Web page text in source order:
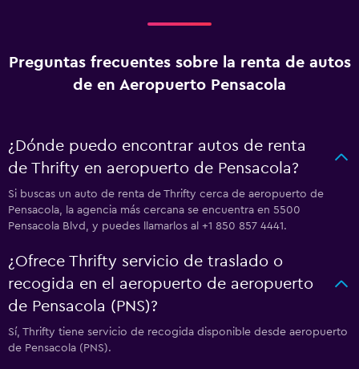
Preguntas frecuentes sobre la renta de autos
de en Aeropuerto Pensacola
¿Dónde puedo encontrar autos de renta
de Thrifty en aeropuerto de Pensacola?
Si buscas un auto de renta de Thrifty cerca de aeropuerto de
Pensacola, la agencia más cercana se encuentra en 5500
Pensacola Blvd, y puedes llamarlos al +1 850 857 4441.
¿Ofrece Thrifty servicio de traslado o
recogida en el aeropuerto de aeropuerto
de Pensacola (PNS)?
Sí, Thrifty tiene servicio de recogida disponible desde aeropuerto
de Pensacola (PNS).